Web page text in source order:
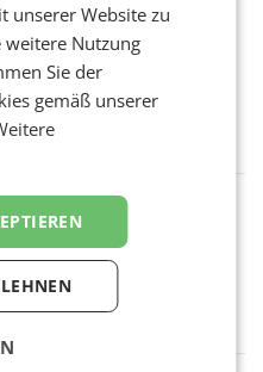
zwei Filialen in
– Im Rahmen einer
zwei Filialen in Nieder- und
Die beiden Standorte liegen
den Wechsel: Jürgen
ab 1.1.2027 auf Adeg
– Die geplante
zwischen Adeg und dem
Jürgen Albrecht ist
freigegeben: Die
und der
unserer Website zu
weitere Nutzung
Sie der
gemäß unserer